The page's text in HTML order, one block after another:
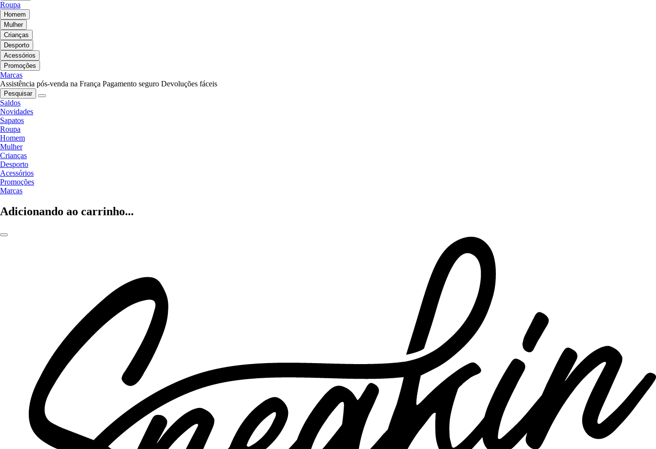
Roupa
Homem
Mulher
Crianças
Desporto
Acessórios
Promoções
Marcas
Assistência pós-venda na França Pagamento seguro Devoluções fáceis
Pesquisar
Saldos
Novidades
Sapatos
Roupa
Homem
Mulher
Crianças
Desporto
Acessórios
Promoções
Marcas
Adicionando ao carrinho...